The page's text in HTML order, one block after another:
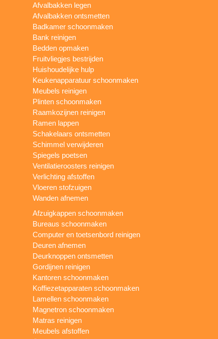
Afvalbakken legen
Afvalbakken ontsmetten
Badkamer schoonmaken
Bank reinigen
Bedden opmaken
Fruitvliegjes bestrijden
Huishoudelijke hulp
Keukenapparatuur schoonmaken
Meubels reinigen
Plinten schoonmaken
Raamkozijnen reinigen
Ramen lappen
Schakelaars ontsmetten
Schimmel verwijderen
Spiegels poetsen
Ventilatieroosters reinigen
Verlichting afstoffen
Vloeren stofzuigen
Wanden afnemen
Afzuigkappen schoonmaken
Bureaus schoonmaken
Computer en toetsenbord reinigen
Deuren afnemen
Deurknoppen ontsmetten
Gordijnen reinigen
Kantoren schoonmaken
Koffiezetapparaten schoonmaken
Lamellen schoonmaken
Magnetron schoonmaken
Matras reinigen
Meubels afstoffen